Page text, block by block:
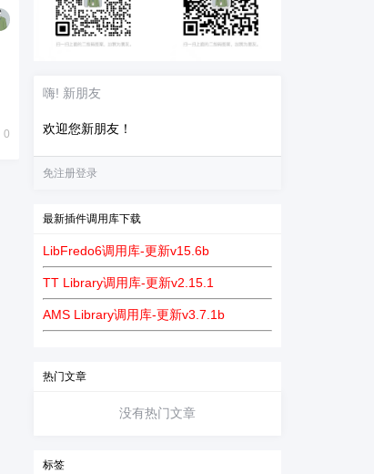
0
嗨! 新朋友
欢迎您新朋友！
免注册登录
最新插件调用库下载
LibFredo6调用库-更新v15.6b
TT Library调用库-更新v2.15.1
AMS Library调用库-更新v3.7.1b
热门文章
没有热门文章
标签